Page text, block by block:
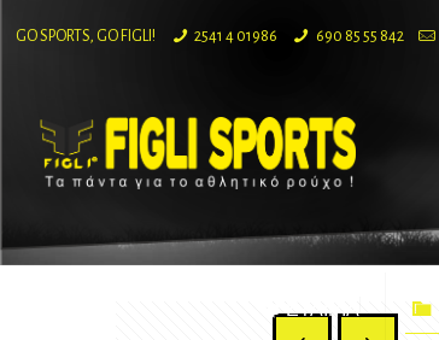
GO SPORTS, GO FIGLI! 2541 4 01986 690 85 55 842
ΕΤΑΙΡΙΑ